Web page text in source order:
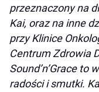
przeznaczony na
Kai, oraz na inne
przy Klinice
Centrum Zdrowia
Sound’n’Grace to
radości i smutki.